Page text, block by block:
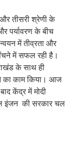
तीसरी श्रेणी के
पर्यावरण के बीच
में तीव्रता और
में सफल रही है।
के साथ ही
का काम किया। आज
केंद्र में मोदी
इंजन की सरकार चल